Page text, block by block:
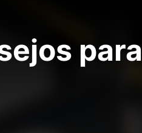
para